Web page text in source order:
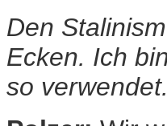
Den
Ecken. Ich
so verwendet.